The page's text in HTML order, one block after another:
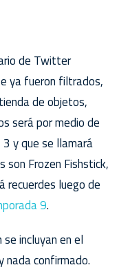
de Twitter
ya fueron filtrados,
de objetos,
será por medio de
y que se llamará
son Frozen Fishstick,
recuerdes luego de
9.
incluyan en el
nada confirmado.